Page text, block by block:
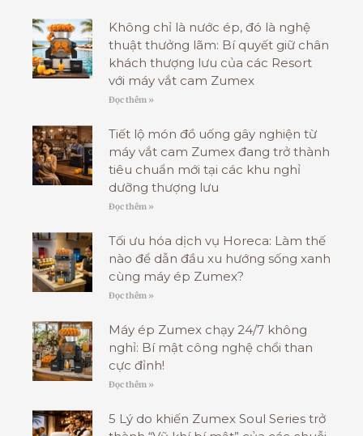
Không chỉ là nước ép, đó là nghệ
thuật thưởng lãm: Bí quyết giữ chân
khách thượng lưu của các Resort
với máy vắt cam Zumex
Đọc thêm »
Tiết lộ món đồ uống gây nghiện từ
máy vắt cam Zumex đang trở thành
tiêu chuẩn mới tại các khu nghỉ
dưỡng thượng lưu
Đọc thêm »
Tối ưu hóa dịch vụ Horeca: Làm thế
nào để dẫn đầu xu hướng sống xanh
cùng máy ép Zumex?
Đọc thêm »
Máy ép Zumex chạy 24/7 không
nghỉ: Bí mật công nghệ chổi than
cực đỉnh!
Đọc thêm »
5 Lý do khiến Zumex Soul Series trở